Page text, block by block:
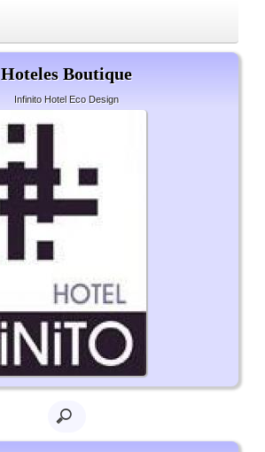
Hoteles Boutique
Infinito Hotel Eco Design